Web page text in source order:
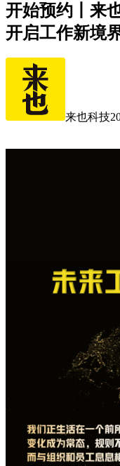
开始预约丨来
开启工作新境
来也科技